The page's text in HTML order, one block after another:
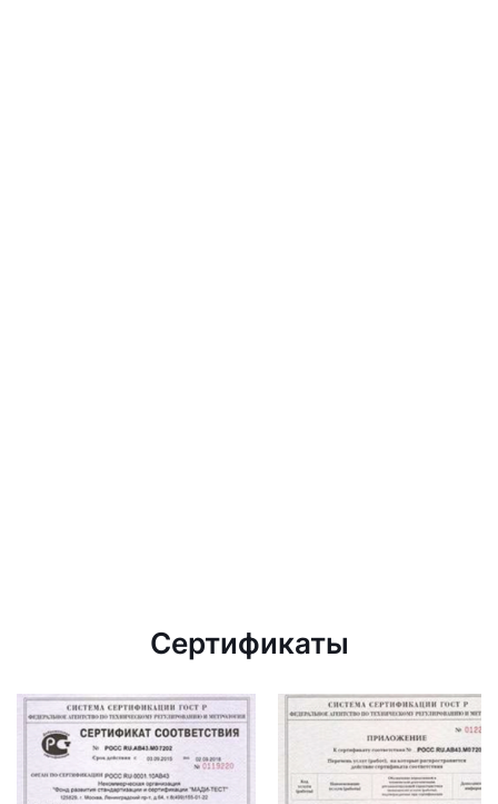
Сертификаты